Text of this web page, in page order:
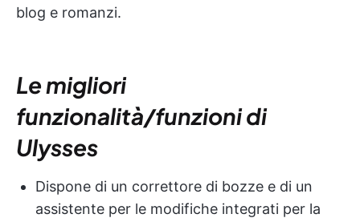
blog e romanzi.
Le migliori
funzionalità/funzioni di
Ulysses
Dispone di un correttore di bozze e di un
assistente per le modifiche integrati per la